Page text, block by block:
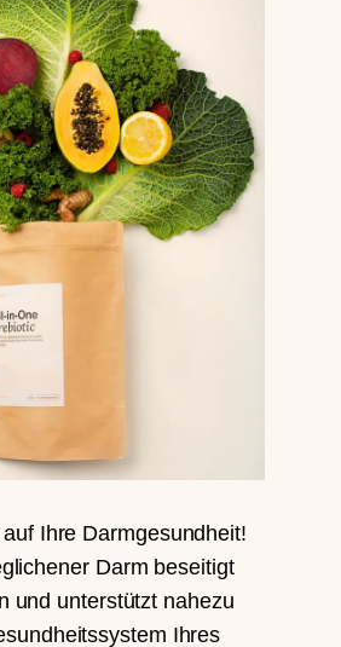
Ihre Darmgesundheit!
Darm beseitigt
und unterstützt nahezu
Ihres